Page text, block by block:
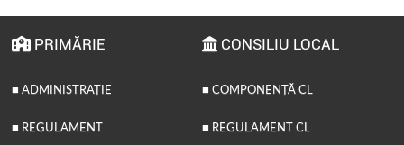
PRIMĂRIE
■ ADMINISTRAȚIE
■ REGULAMENT
CONSILIU LOCAL
■ COMPONENȚĂ CL
■ REGULAMENT CL